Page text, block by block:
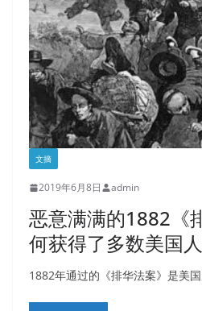
文摘
2019年6月8日 admin
恶意满满的1882《
何获得了多数美国
1882年通过的《排华法案》是美